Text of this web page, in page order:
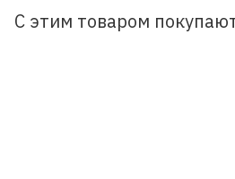
масло). Не раздражают кожу, не
С этим товаром